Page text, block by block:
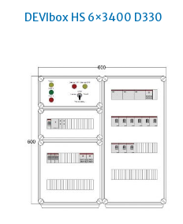
DEVIbox HS 6×3400 D330